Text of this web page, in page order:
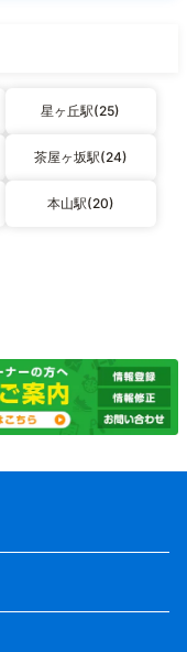
星ヶ丘駅(25)
茶屋ヶ坂駅(24)
本山駅(20)